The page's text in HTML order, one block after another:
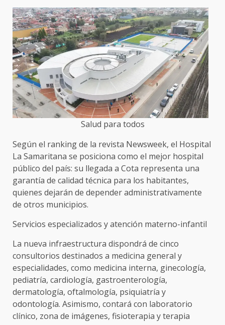
Salud para todos
Según el ranking de la revista Newsweek, el Hospital
La Samaritana se posiciona como el mejor hospital
público del país: su llegada a Cota representa una
garantía de calidad técnica para los habitantes,
quienes dejarán de depender administrativamente
de otros municipios.
Servicios especializados y atención materno-infantil
La nueva infraestructura dispondrá de cinco
consultorios destinados a medicina general y
especialidades, como medicina interna, ginecología,
pediatría, cardiología, gastroenterología,
dermatología, oftalmología, psiquiatría y
odontología. Asimismo, contará con laboratorio
clínico, zona de imágenes, fisioterapia y terapia